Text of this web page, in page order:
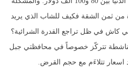
400 مليون ليرة من ثمن الشقة فكيف للشاب الذي يريد
كاش في ظل تراجع القدرة الشرائية؟
تتركّز خصوصاً في محافظتي جبل
اسعار تتلاءَم مع حجم القرض.